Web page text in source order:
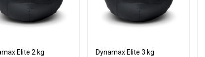
Elite 2 kg
Dynamax Elite 3 kg